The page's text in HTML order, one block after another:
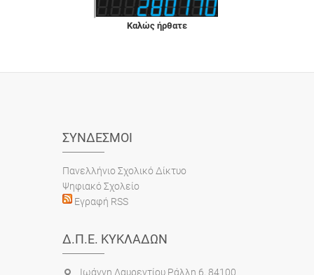
Καλώς ήρθατε
ΣΎΝΔΕΣΜΟΙ
Πανελλήνιο Σχολικό Δίκτυο
Ψηφιακό Σχολείο
Εγραφή RSS
Δ.Π.Ε. ΚΥΚΛΆΔΩΝ
Ιωάννη Λαυρεντίου Ράλλη 6, 84100